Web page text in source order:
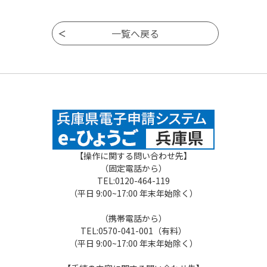
【操作に関する問い合わせ先】
（固定電話から）
TEL:0120-464-119
（平日 9:00~17:00 年末年始除く）
（携帯電話から）
TEL:0570-041-001（有料）
（平日 9:00~17:00 年末年始除く）